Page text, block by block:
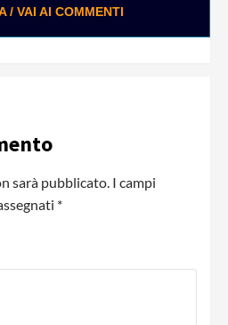
/ VAI AI COMMENTI
sarà pubblicato. I campi
*